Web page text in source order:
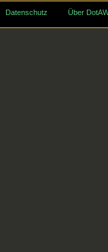
Datenschutz Über